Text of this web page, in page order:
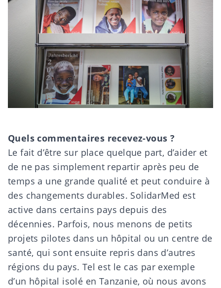
Quels commentaires recevez-vous ?
Le fait d’être sur place quelque part, d’aider et
de ne pas simplement repartir après peu de
temps a une grande qualité et peut conduire à
des changements durables. SolidarMed est
active dans certains pays depuis des
décennies. Parfois, nous menons de petits
projets pilotes dans un hôpital ou un centre de
santé, qui sont ensuite repris dans d’autres
régions du pays. Tel est le cas par exemple
d’un hôpital isolé en Tanzanie, où nous avons